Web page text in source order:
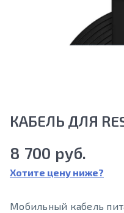
КАБЕЛЬ ДЛЯ
8 700 руб.
Хотите цену ниже?
Мобильный кабель